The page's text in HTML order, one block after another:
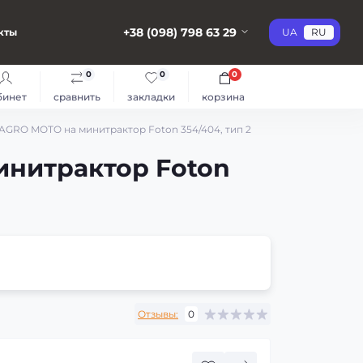
+38 (098) 798 63 29 UA RU
сравнить
0
закладки
0
корзина
0
MOTO на минитрактор Foton 354/404, тип 2
Foton
Отзывы: 0